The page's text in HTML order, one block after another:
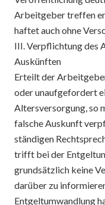
Arbeitgeber treffen
haftet auch ohne
III. Verpflichtung des
Auskünften
Erteilt der
oder unaufgefordert
Altersversorgung, so
falsche Auskunft
ständigen
trifft bei der
grundsätzlich keine
darüber zu
Entgeltumwandlung